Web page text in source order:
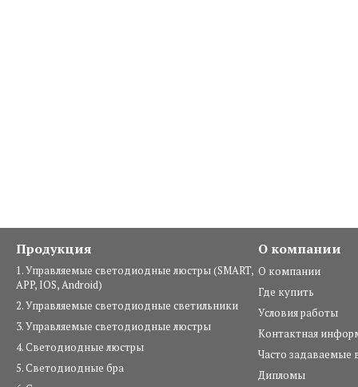
Продукция
1. Управляемые светодиодные люстры (SMART,
APP, IOS, Android)
2. Управляемые светодиодные светильники
3. Управляемые светодиодные люстры
4. Светодиодные люстры
5. Светодиодные бра
О компании
О компании
Где купить
Условия работы
Контактная
Часто задаваемые
Дипломы